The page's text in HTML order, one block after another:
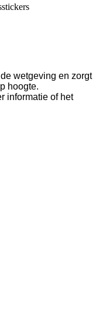
wetgeving en zorgt
hoogte.
informatie of het